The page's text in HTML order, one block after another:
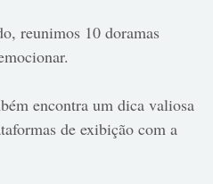
reunimos 10 doramas
encontra um dica valiosa
de exibição com a